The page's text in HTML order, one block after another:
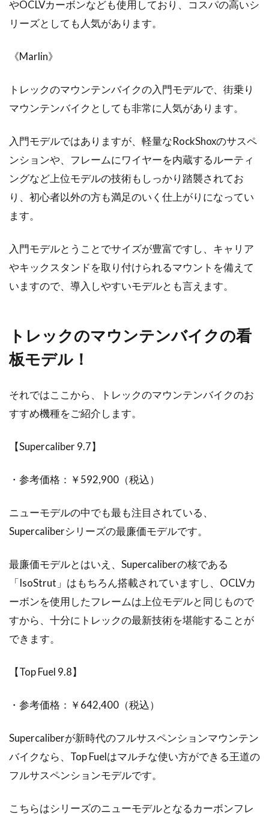
やOCLVカーボンなども使用しており、コスパの高いシ
リーズとしても人気があります。
《Marlin》
トレックのマウンテンバイクの入門モデルで、街乗り
マウンテンバイクとしても非常に人気があります。
入門モデルではありますが、軽量なRockShoxのサスペ
ンションや、フレームにワイヤーを内蔵するルーティ
ングなど上位モデルの技術もしっかり踏襲されてお
り、初心者以外の方も満足のいく仕上がりになってい
ます。
入門モデルとうことでサイズが豊富ですし、キャリア
やキックスタンドを取り付けられるマウントを備えて
いますので、導入しやすいモデルとも言えます。
トレックのマウンテンバイクの看
板モデル！
それではここから、トレックのマウンテンバイクのお
すすめ機種をご紹介します。
【Supercaliber 9.7】
・参考価格：￥592,900（税込）
ニューモデルの中でも最も注目されている、
Supercaliberシリーズの最廉価モデルです。
最廉価モデルとはいえ、Supercaliberの核である
「IsoStrut」はもちろん搭載されていますし、OCLVカ
ーボンを使用したフレームは上位モデルと同じもので
すから、十分にトレックの最新技術を堪能することが
できます。
【Top Fuel 9.8】
・参考価格：￥642,400（税込）
Supercaliberが新時代のフルサスペンションマウンテン
バイクなら、Top Fuelはマルチな使い方ができる王道の
フルサスペンションモデルです。
こちらはシリーズのニューモデルとなるカーボンフレ